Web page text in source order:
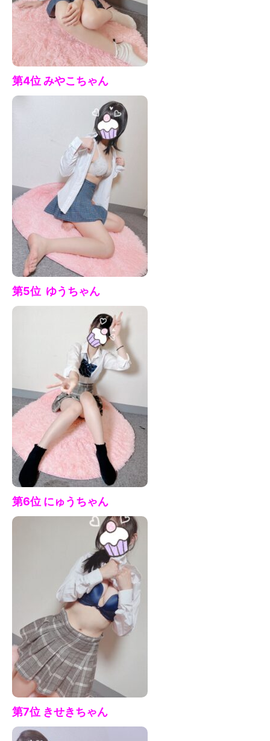
第4位 みやこちゃん
第5位 ゆう ちゃん
第6位 にゅう ちゃん
第7位 きせきちゃん